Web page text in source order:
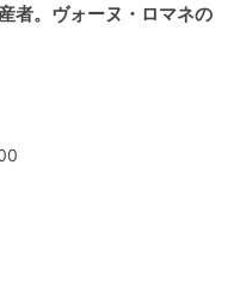
者。ヴォーヌ・ロマネの